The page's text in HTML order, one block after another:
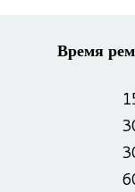
Время